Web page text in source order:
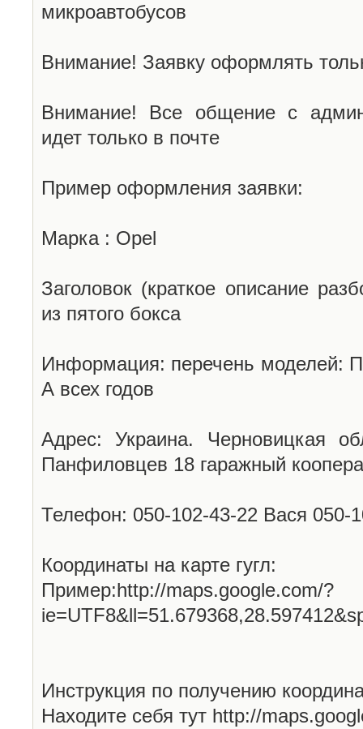
микроавтобусов
Внимание! Заявку оформлять
Внимание! Все общение с
идет только в почте
Пример оформления заявки:
Марка : Opel
Заголовок (краткое описание
из пятого бокса
Информация: перечень моделей:
А всех годов
Адрес: Украина. Черновицкая
Панфиловцев 18 гаражный
Телефон: 050-102-43-22 Вася 050-
Координаты на карте гугл:
Пример:http://maps.google.com/?
Инструкция по получению
Находите себя тут http://